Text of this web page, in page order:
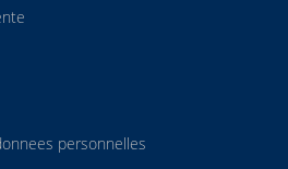
personnelles